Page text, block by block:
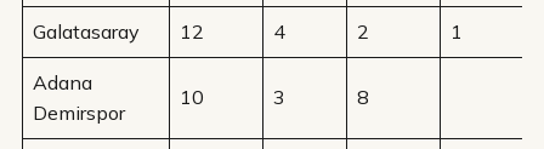
Galatasaray 12 4 2 1
Adana
Demirspor
10 3 8